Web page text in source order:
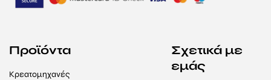
Προϊόντα
Κρεατομηχανές
Σχετικά με
εμάς